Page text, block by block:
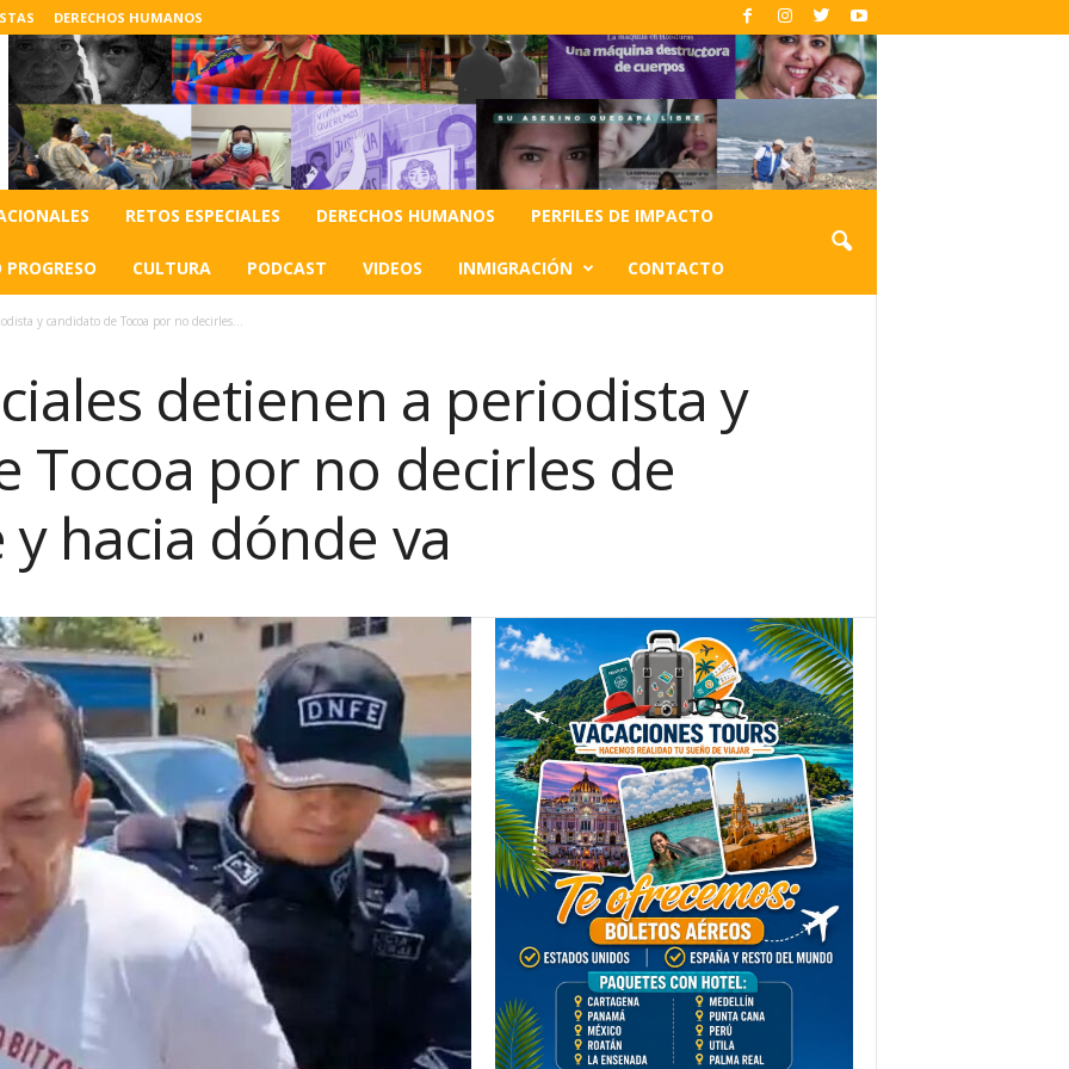
DERECHOS HUMANOS
RETOS ESPECIALES DERECHOS HUMANOS PERFILES DE IMPACTO
PROGRESO CULTURA PODCAST VIDEOS INMIGRACIÓN CONTACTO
y candidato de Tocoa por no decirles...
detienen a periodista y
Tocoa por no decirles de
hacia dónde va